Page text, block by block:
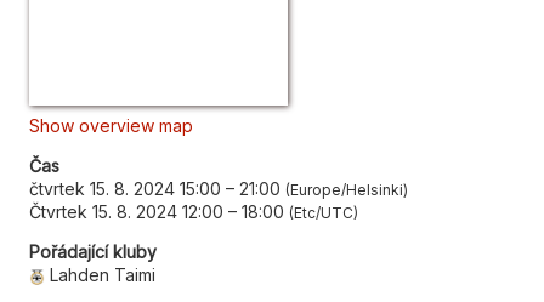
Show overview map
Čas
čtvrtek 15. 8. 2024 15:00 – 21:00 Europe/Helsinki
Čtvrtek 15. 8. 2024 12:00 – 18:00 Etc/UTC
Pořádající kluby
Lahden Taimi